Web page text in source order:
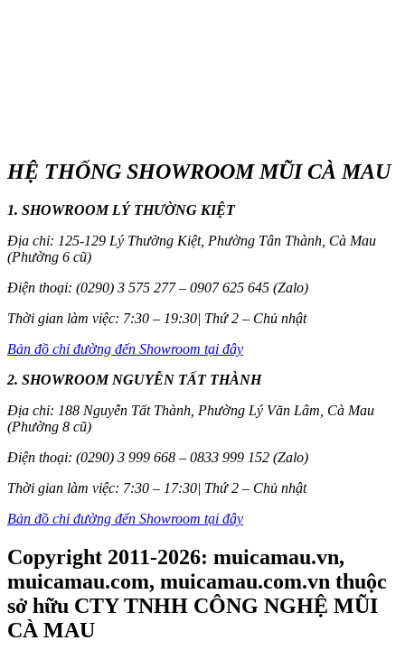
HỆ THỐNG SHOWROOM MŨI CÀ MAU
1. SHOWROOM LÝ THƯỜNG KIỆT
Địa chỉ: 125-129 Lý Thường Kiệt, Phường Tân Thành, Cà Mau
(Phường 6 cũ)
Điện thoại: (0290) 3 575 277 – 0907 625 645 (Zalo)
Thời gian làm việc: 7:30 – 19:30| Thứ 2 – Chủ nhật
Bản đồ chỉ đường đến Showroom tại đây
2. SHOWROOM NGUYỄN TẤT THÀNH
Địa chỉ: 188 Nguyễn Tất Thành, Phường Lý Văn Lâm, Cà Mau
(Phường 8 cũ)
Điện thoại: (0290) 3 999 668 – 0833 999 152 (Zalo)
Thời gian làm việc: 7:30 – 17:30| Thứ 2 – Chủ nhật
Bản đồ chỉ đường đến Showroom tại đây
Copyright 2011-2026: muicamau.vn,
muicamau.com, muicamau.com.vn thuộc
sở hữu CTY TNHH CÔNG NGHỆ MŨI
CÀ MAU